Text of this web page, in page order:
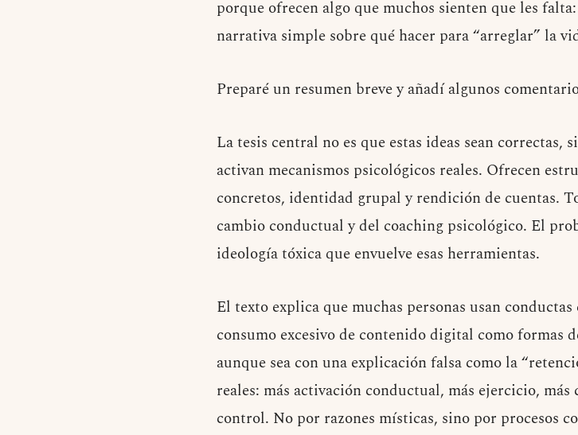
porque ofrecen algo que muchos sienten que les
narrativa simple sobre qué hacer para “arreglar” la
Preparé un resumen breve y añadí algunos
La tesis central no es que estas ideas sean
activan mecanismos psicológicos reales. Ofrecen
concretos, identidad grupal y rendición de cuentas.
cambio conductual y del coaching psicológico. El
ideología tóxica que envuelve esas herramientas.
El texto explica que muchas personas usan
consumo excesivo de contenido digital como formas
aunque sea con una explicación falsa como la
reales: más activación conductual, más ejercicio,
control. No por razones místicas, sino por procesos